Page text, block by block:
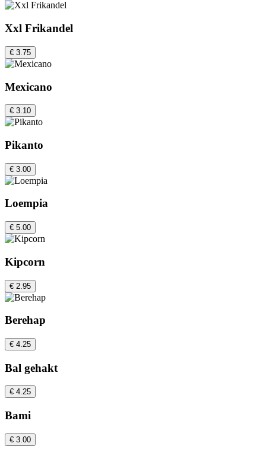
Xxl Frikandel
€ 3.75
Mexicano
€ 3.10
Pikanto
€ 3.00
Loempia
€ 5.00
Kipcorn
€ 2.95
Berehap
€ 4.25
Bal gehakt
€ 4.25
Bami
€ 3.00